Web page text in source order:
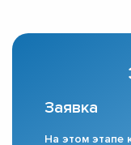
Заявка
На этом этапе